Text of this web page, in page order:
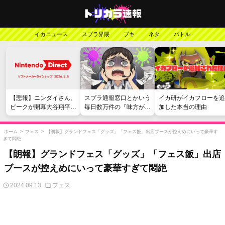
イカニュース スプラ界隈 ブキ ネタ バトル
【悲報】ニンダイさん、
ピークが開幕大谷翔平の
がっかりダイレクトだっ
たと言われてしまう
スプラ通報窓口とかいう
毎日数万件の『味方が弱
い』愚痴を読まされる苦
行
イカ研がイカフローを追
加した本当の理由
ホーム > フェス >
【朗報】グランドフェス「グッズ」「フェス飯」出店ブースが控えめにいって豪華す
ぎて悶絶
【朗報】グランドフェス「グッズ」「フェス飯」出店
ブースが控えめにいって豪華すぎて悶絶
2024.09.13 フェス